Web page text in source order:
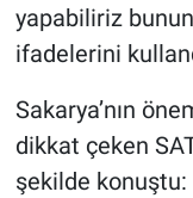
yapabiliriz
ifadelerini
Sakarya’nın
dikkat çeken
şekilde